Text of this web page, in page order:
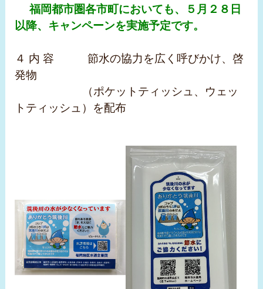
福岡都市圏各市町においても、５月２８日
以降、キャンペーンを実施予定です。
４ 内 容 節水の協力を広く呼びかけ、啓
発物
（ポケットティッシュ、ウェッ
トティッシュ）を配布